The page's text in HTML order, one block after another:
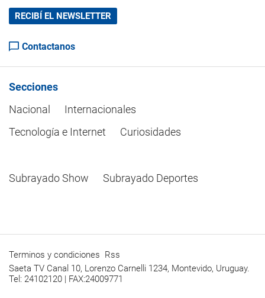
RECIBÍ EL NEWSLETTER
Contactanos
Secciones
Nacional
Internacionales
Tecnología e Internet
Curiosidades
Subrayado Show Subrayado Deportes
Terminos y condiciones Rss
Saeta TV Canal 10, Lorenzo Carnelli 1234, Montevido, Uruguay.
Tel: 24102120 | FAX:24009771